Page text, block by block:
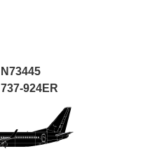
N73445
737-924ER